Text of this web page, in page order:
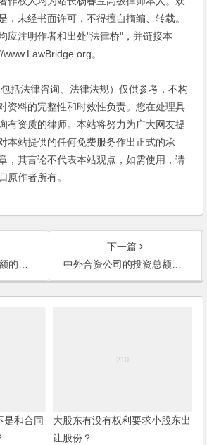
，未经书面许可，不得擅自摘编、转载。
应注明作者和出处"法律桥"，并链接本
。
法律咨询、法律法规）仅供参考，不构
资料的完整性和时效性负责。您在处理具
有资质的律师。本站将努力为广大网友提
本站提供的任何免费服务作出正式的承
，其言论不代表本站观点，如需使用，请
原作者所有。
怎么办？
下一篇
中外合资公司的投资总额与注册资本比例为何？超出注册资本的部分如何处理？
是和合同
大股东有没有权利要求小股东出
让股份？